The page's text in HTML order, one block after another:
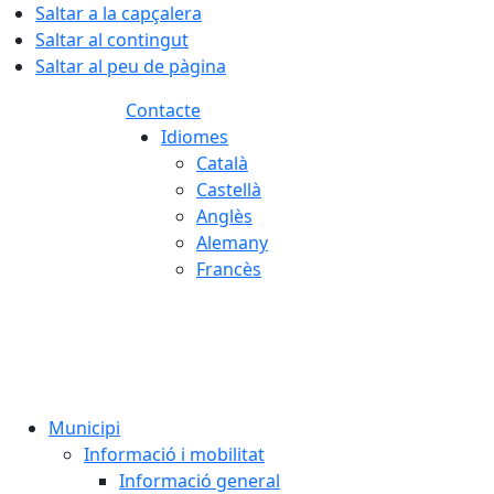
Saltar a la capçalera
Saltar al contingut
Saltar al peu de pàgina
Contacte
Idiomes
Català
Castellà
Anglès
Alemany
Francès
Municipi
Informació i mobilitat
Informació general